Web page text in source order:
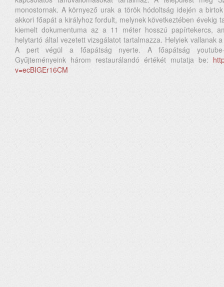
monostornak. A környező urak a török hódoltság idején a
akkori főapát a királyhoz fordult, melynek következtében évekig
kiemelt dokumentuma az a 11 méter hosszú papírtekercs,
helytartó által vezetett vizsgálatot tartalmazza. Helyiek vallanak
A pert végül a főapátság nyerte. A főapátság youtube-
Gyűjteményeink három restaurálandó értékét mutatja be:
v=ecBIGEr16CM